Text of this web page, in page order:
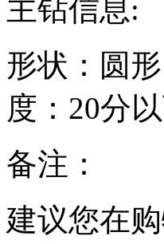
主钻信息:
形状： 圆形
度： 20分
备注：
建议您在